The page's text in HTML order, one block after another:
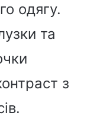
одягу.
та
з